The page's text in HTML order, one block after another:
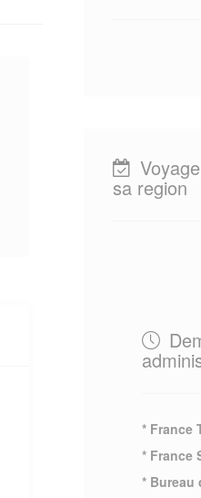
sa region
* France
* France
* Bureau